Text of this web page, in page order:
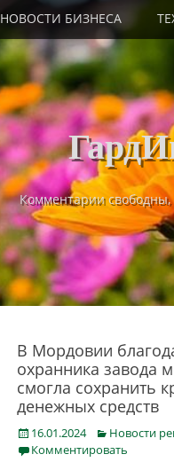
НОВОСТИ БИЗНЕСА
Комментарии
В Мордовии
охранника завода
смогла сохранить
денежных средств
Posted
on
16.01.2024 Categories
Новости
Комментировать